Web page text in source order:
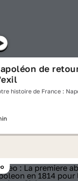
de
histoire de France :